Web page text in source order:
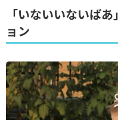
「いないいないば
ョン